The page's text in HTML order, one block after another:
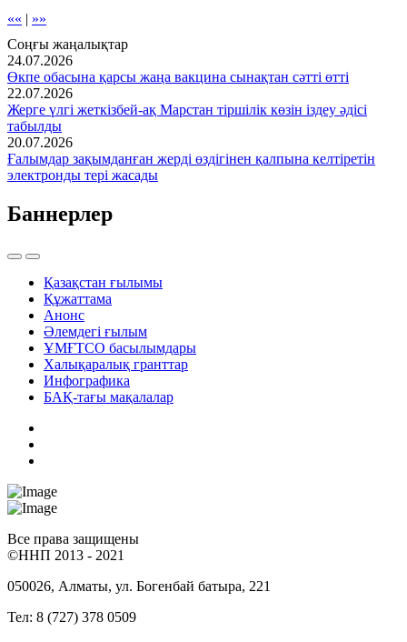
«« | »»
Соңғы жаңалықтар
24.07.2026
Өкпе обасына қарсы жаңа вакцина сынақтан сәтті өтті
22.07.2026
Жерге үлгі жеткізбей-ақ Марстан тіршілік көзін іздеу әдісі
табылды
20.07.2026
Ғалымдар зақымданған жерді өздігінен қалпына келтіретін
электронды тері жасады
Баннерлер
Қазақстан ғылымы
Құжаттама
Анонс
Әлемдегі ғылым
ҰМҒТСО басылымдары
Халықаралық гранттар
Инфографика
БАҚ-тағы мақалалар
Все права защищены
©ННП 2013 - 2021
050026, Алматы, ул. Богенбай батыра, 221
Тел: 8 (727) 378 0509